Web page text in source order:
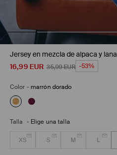
Jersey en mezcla de alpaca y lana
16,99 EUR 35,99EUR -53%
Color - marrón dorado
Talla - Elige una talla
XS S M L